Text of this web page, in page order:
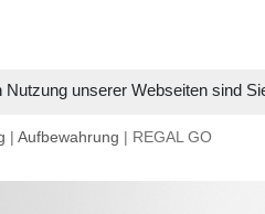
unserer Webseiten sind
| Aufbewahrung | REGAL GO